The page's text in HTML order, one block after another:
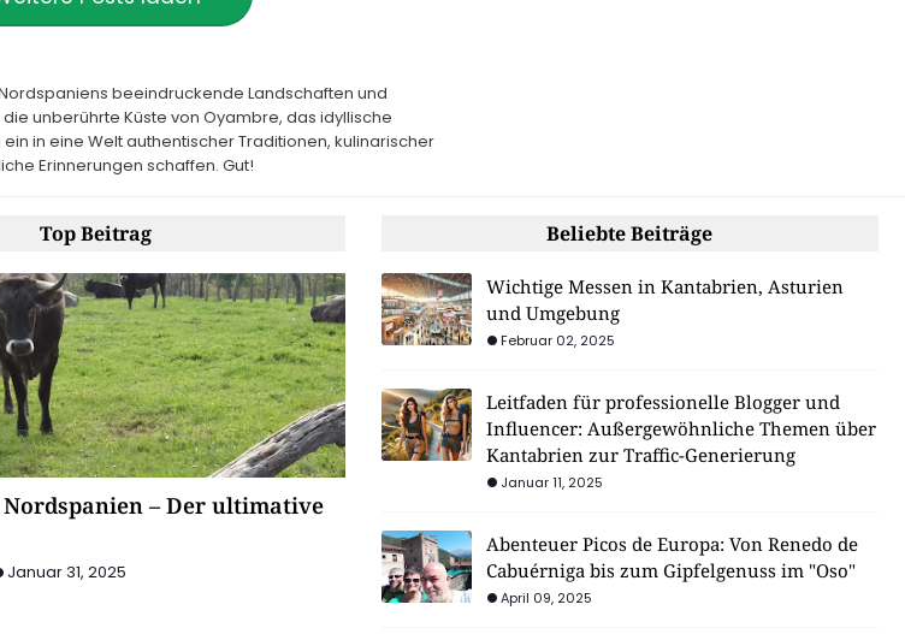
beeindruckende Landschaften und
unberührte Küste von Oyambre, das idyllische
in eine Welt authentischer Traditionen, kulinarischer
Erinnerungen schaffen. Gut!
Top Beitrag
– Der ultimative
Januar 31, 2025
Beliebte Beiträge
Wichtige Messen in Kantabrien, Asturien
und Umgebung
Februar 02, 2025
Leitfaden für professionelle Blogger und
Influencer: Außergewöhnliche Themen über
Kantabrien zur Traffic-Generierung
Januar 11, 2025
Abenteuer Picos de Europa: Von Renedo de
Cabuérniga bis zum Gipfelgenuss im "Oso"
April 09, 2025